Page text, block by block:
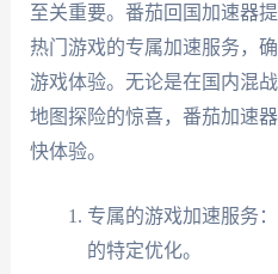
至关重要。番茄回国加速器
热门游戏的专属加速服务，
游戏体验。无论是在国内混
地图探险的惊喜，番茄加速
快体验。
专属的游戏加速服务
的特定优化。